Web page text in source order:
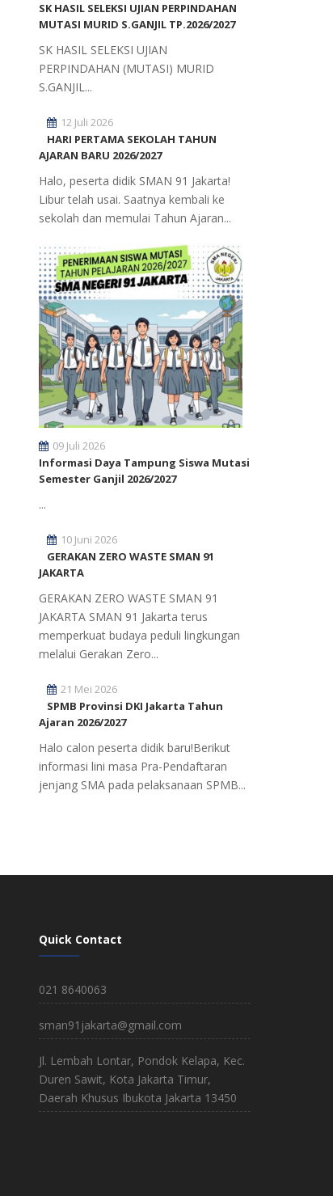
SK HASIL SELEKSI UJIAN PERPINDAHAN
MUTASI MURID S.GANJIL TP.2026/2027
SK HASIL SELEKSI UJIAN
PERPINDAHAN (MUTASI) MURID
S.GANJIL...
12 Juli 2026
HARI PERTAMA SEKOLAH TAHUN
AJARAN BARU 2026/2027
Halo, peserta didik SMAN 91 Jakarta!
Libur telah usai. Saatnya kembali ke
sekolah dan memulai Tahun Ajaran...
09 Juli 2026
Informasi Daya Tampung Siswa Mutasi
Semester Ganjil 2026/2027
...
10 Juni 2026
GERAKAN ZERO WASTE SMAN 91
JAKARTA
GERAKAN ZERO WASTE SMAN 91
JAKARTA SMAN 91 Jakarta terus
memperkuat budaya peduli lingkungan
melalui Gerakan Zero...
21 Mei 2026
SPMB Provinsi DKI Jakarta Tahun
Ajaran 2026/2027
Halo calon peserta didik baru!Berikut
informasi lini masa Pra-Pendaftaran
jenjang SMA pada pelaksanaan SPMB...
Quick Contact
021 8640063
sman91jakarta@gmail.com
Jl. Lembah Lontar, Pondok Kelapa, Kec.
Duren Sawit, Kota Jakarta Timur,
Daerah Khusus Ibukota Jakarta 13450